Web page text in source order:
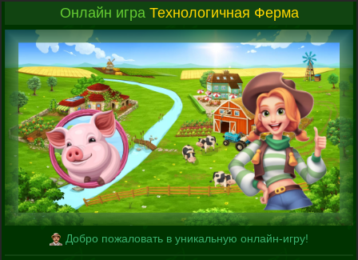
Онлайн игра Технологичная Ферма
Добро пожаловать в уникальную онлайн-игру!